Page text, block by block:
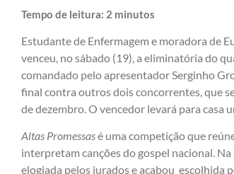
Tempo de leitura: 2 minutos
Estudante de Enfermagem e moradora de
venceu, no sábado (19), a eliminatória do
comandado pelo apresentador Serginho
final contra outros dois concorrentes, que
de dezembro. O vencedor levará para casa
Altas Promessasé uma competição que
interpretam canções do gospel nacional.
elogiada pelos jurados e acabou escolhida